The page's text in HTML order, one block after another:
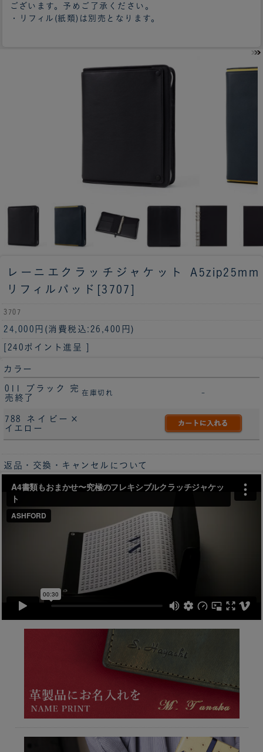
ございます。予めご了承ください。
・リフィル(紙類)は別売となります。
レーニエクラッチジャケット A5zip25mm
リフィルパッド[3707]
3707
24,000円 (消費税込:26,400円)
[240ポイント進呈 ]
カラー
011 ブラック 完
売終了
在庫切れ -
788 ネイビー×
イエロー
返品・交換・キャンセルについて